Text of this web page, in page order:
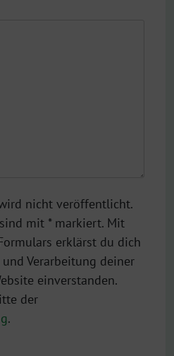
nicht veröffentlicht.
mit * markiert. Mit
erklärst du dich
Verarbeitung deiner
einverstanden.
der
.